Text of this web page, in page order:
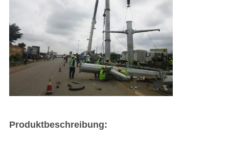
Produktbeschreibung: